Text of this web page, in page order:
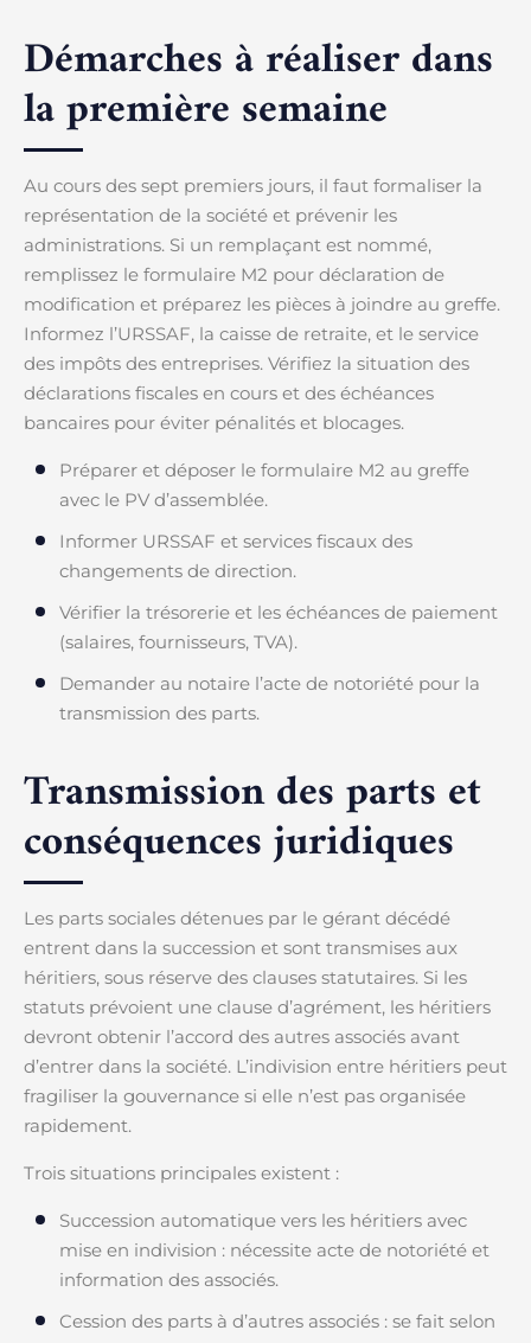
Démarches à réaliser dans
la première semaine
Au cours des sept premiers jours, il faut formaliser la
représentation de la société et prévenir les
administrations. Si un remplaçant est nommé,
remplissez le formulaire M2 pour déclaration de
modification et préparez les pièces à joindre au greffe.
Informez l’URSSAF, la caisse de retraite, et le service
des impôts des entreprises. Vérifiez la situation des
déclarations fiscales en cours et des échéances
bancaires pour éviter pénalités et blocages.
Préparer et déposer le formulaire M2 au greffe
avec le PV d’assemblée.
Informer URSSAF et services fiscaux des
changements de direction.
Vérifier la trésorerie et les échéances de paiement
(salaires, fournisseurs, TVA).
Demander au notaire l’acte de notoriété pour la
transmission des parts.
Transmission des parts et
conséquences juridiques
Les parts sociales détenues par le gérant décédé
entrent dans la succession et sont transmises aux
héritiers, sous réserve des clauses statutaires. Si les
statuts prévoient une clause d’agrément, les héritiers
devront obtenir l’accord des autres associés avant
d’entrer dans la société. L’indivision entre héritiers peut
fragiliser la gouvernance si elle n’est pas organisée
rapidement.
Trois situations principales existent :
Succession automatique vers les héritiers avec
mise en indivision : nécessite acte de notoriété et
information des associés.
Cession des parts à d’autres associés : se fait selon